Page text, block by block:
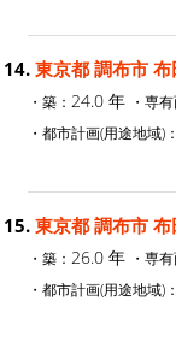
14. 東京都 調布市 布
・築： 24.0 年 ・専
・都市計画(用途地域)：
15. 東京都 調布市 布
・築： 26.0 年 ・専
・都市計画(用途地域)：